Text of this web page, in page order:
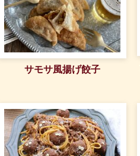
サモサ風揚げ餃子